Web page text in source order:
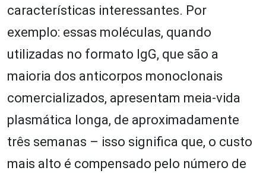
características interessantes. Por
exemplo: essas moléculas, quando
utilizadas no formato IgG, que são a
maioria dos anticorpos monoclonais
comercializados, apresentam meia-vida
plasmática longa, de aproximadamente
três semanas – isso significa que, o custo
mais alto é compensado pelo número de